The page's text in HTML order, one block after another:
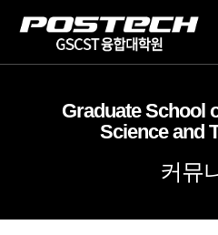
Graduate School
Science and
커뮤